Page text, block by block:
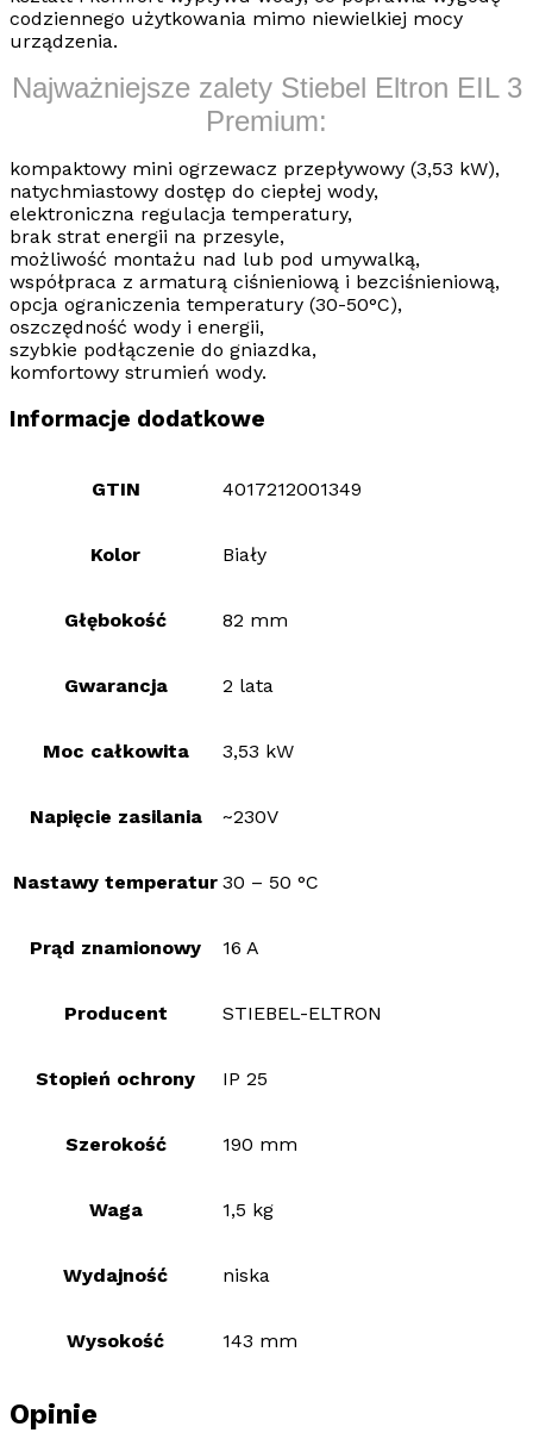
codziennego użytkowania mimo niewielkiej mocy
urządzenia.
Najważniejsze zalety Stiebel Eltron EIL 3
Premium:
kompaktowy mini ogrzewacz przepływowy (3,53 kW),
natychmiastowy dostęp do ciepłej wody,
elektroniczna regulacja temperatury,
brak strat energii na przesyle,
możliwość montażu nad lub pod umywalką,
współpraca z armaturą ciśnieniową i bezciśnieniową,
opcja ograniczenia temperatury (30-50°C),
oszczędność wody i energii,
szybkie podłączenie do gniazdka,
komfortowy strumień wody.
Informacje dodatkowe
GTIN 4017212001349
Kolor Biały
Głębokość 82 mm
Gwarancja 2 lata
Moc całkowita 3,53 kW
Napięcie zasilania ~230V
Nastawy temperatur 30 – 50 °C
Prąd znamionowy 16 A
Producent STIEBEL-ELTRON
Stopień ochrony IP 25
Szerokość 190 mm
Waga 1,5 kg
Wydajność niska
Wysokość 143 mm
Opinie